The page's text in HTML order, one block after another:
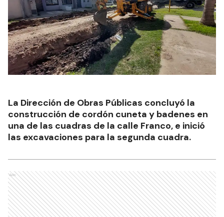
La Dirección de Obras Públicas concluyó la
construcción de cordón cuneta y badenes en
una de las cuadras de la calle Franco, e inició
las excavaciones para la segunda cuadra.
Ads